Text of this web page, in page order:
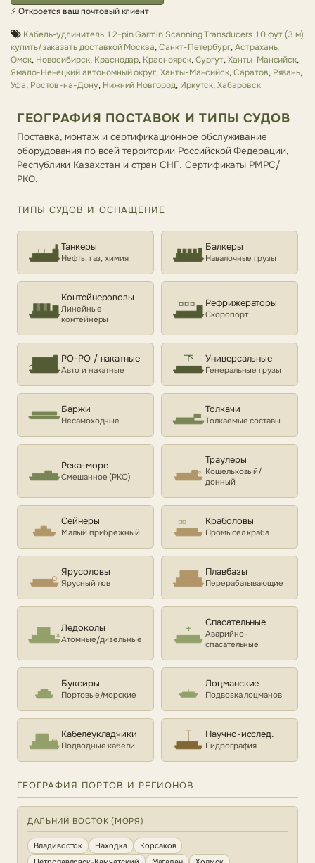
⚡ Откроется ваш почтовый клиент
Кабель-удлинитель 12-pin Garmin Scanning Transducers 10 фут (3 м)
купить/заказать доставкой Москва,Санкт-Петербург,Астрахань,
Омск, Новосибирск, Краснодар, Красноярск,Сургут,Ханты-Мансийск,
Ямало-Ненецкий автономный округ,Ханты-Мансийск,Саратов, Рязань,
Уфа, Ростов-на-Дону, Нижний Новгород, Иркутск,Хабаровск
ГЕОГРАФИЯ ПОСТАВОК И ТИПЫ СУДОВ
Поставка, монтаж и сертификационное обслуживание
оборудования по всей территории Российской Федерации,
Республики Казахстан и стран СНГ. Сертификаты РМРС/
РКО.
ТИПЫ СУДОВ И ОСНАЩЕНИЕ
Танкеры
Нефть, газ, химия
Балкеры
Навалочные грузы
Контейнеровозы
Линейные
контейнеры
Рефрижераторы
Скоропорт
РО-РО / накатные
Авто и накатные
Универсальные
Генеральные грузы
Баржи
Несамоходные
Толкачи
Толкаемые составы
Река-море
Смешанное (РКО)
Траулеры
Кошельковый/
донный
Сейнеры
Малый прибрежный
Краболовы
Промысел краба
Ярусоловы
Ярусный лов
Плавбазы
Перерабатывающие
Ледоколы
Атомные/дизельные
Спасательные
Аварийно-
спасательные
Буксиры
Портовые/морские
Лоцманские
Подвозка лоцманов
Кабелеукладчики
Подводные кабели
Научно-исслед.
Гидрография
ГЕОГРАФИЯ ПОРТОВ И РЕГИОНОВ
ДАЛЬНИЙ ВОСТОК (МОРЯ)
Владивосток Находка
Корсаков